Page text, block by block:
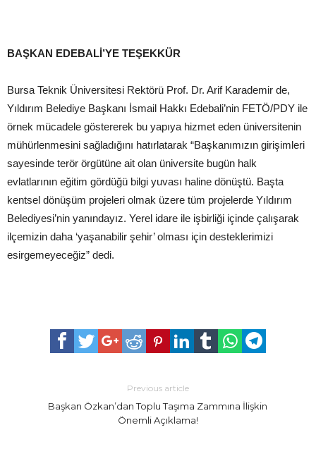
BAŞKAN EDEBALİ’YE TEŞEKKÜR
Bursa Teknik Üniversitesi Rektörü Prof. Dr. Arif Karademir de,
Yıldırım Belediye Başkanı İsmail Hakkı Edebali’nin FETÖ/PDY ile
örnek mücadele göstererek bu yapıya hizmet eden üniversitenin
mühürlenmesini sağladığını hatırlatarak “Başkanımızın girişimleri
sayesinde terör örgütüne ait olan üniversite bugün halk
evlatlarının eğitim gördüğü bilgi yuvası haline dönüştü. Başta
kentsel dönüşüm projeleri olmak üzere tüm projelerde Yıldırım
Belediyesi’nin yanındayız. Yerel idare ile işbirliği içinde çalışarak
ilçemizin daha ‘yaşanabilir şehir’ olması için desteklerimizi
esirgemeyeceğiz” dedi.
Previous article
Başkan Özkan’dan Toplu Taşıma Zammına İlişkin
Önemli Açıklama!